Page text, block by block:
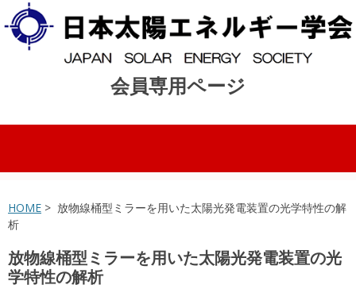
会員専用ページ
コンテンツへスキップ
HOME > 放物線桶型ミラーを用いた太陽光発電装置の光学特性の解
析
放物線桶型ミラーを用いた太陽光発電装置の光
学特性の解析